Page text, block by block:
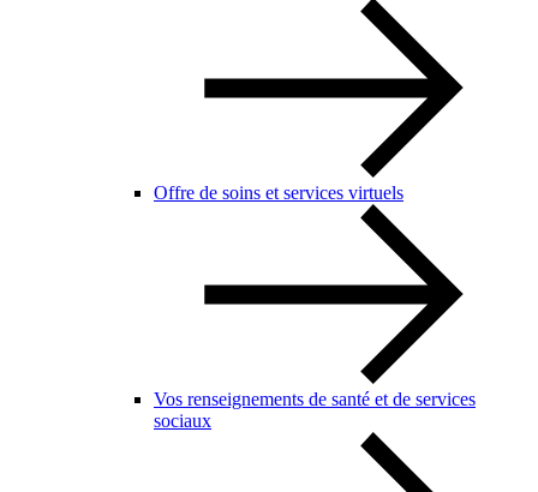
Offre de soins et services virtuels
Vos renseignements de santé et de services
sociaux